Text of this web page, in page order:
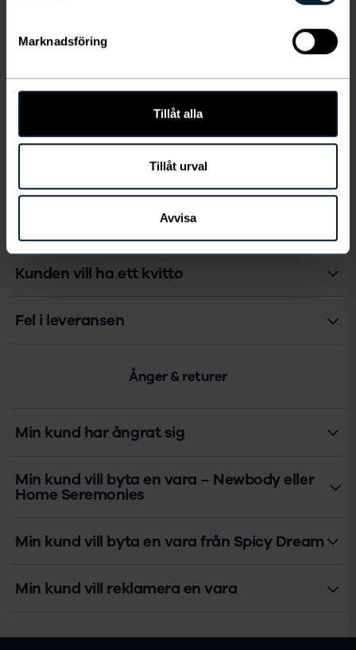
Marknadsföring
Tillåt alla
Tillåt urval
Avvisa
Betalning & leverans
Måste jag lägga ut pengar i förväg?
Kunden vill ha ett kvitto
Fel i leveransen
Ånger & returer
Min kund har ångrat sig
Min kund vill byta en vara – Newbody eller
Home Seremonies
Min kund vill byta en vara från Spicy Dream
Min kund vill reklamera en vara